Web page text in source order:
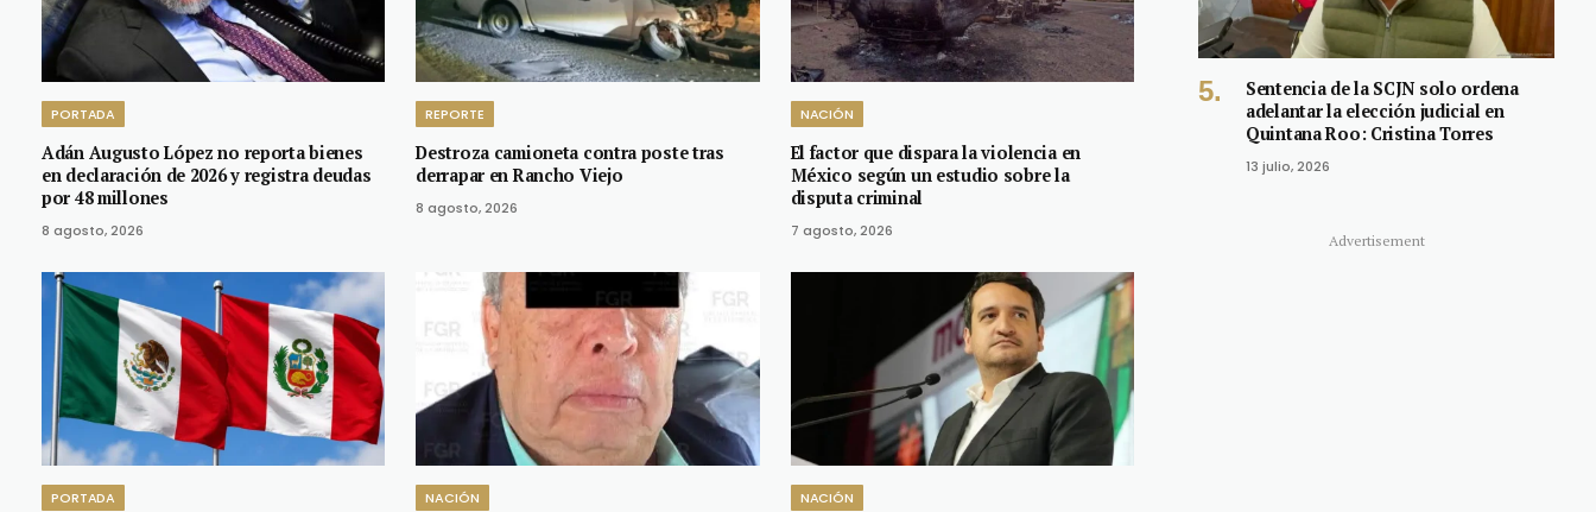
PORTADA
Adán Augusto López no reporta bienes
en declaración de 2026 y registra deudas
por 48 millones
8 agosto, 2026
REPORTE
Destroza camioneta contra poste tras
derrapar en Rancho Viejo
8 agosto, 2026
NACIÓN
El factor que dispara la violencia en
México según un estudio sobre la
disputa criminal
7 agosto, 2026
PORTADA NACIÓN NACIÓN
Sentencia de la SCJN solo ordena
adelantar la elección judicial en
Quintana Roo: Cristina Torres
13 julio, 2026
Advertisement